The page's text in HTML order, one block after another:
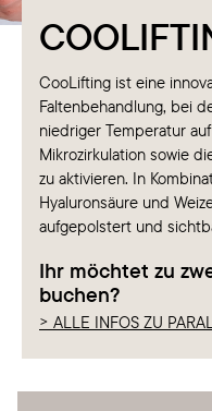
CooLifting ist eine
Faltenbehandlung, bei
niedriger Temperatur
Mikrozirkulation sowie
zu aktivieren. In
Hyaluronsäure und
aufgepolstert und
Ihr möchtet zu
buchen?
> ALLE INFOS ZU